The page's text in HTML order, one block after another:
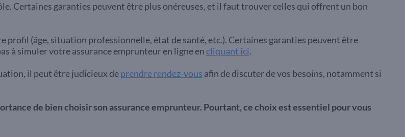
Certaines garanties peuvent être plus onéreuses, et il faut trouver celles qui offrent un bon
profil (âge, situation professionnelle, état de santé, etc.). Certaines garanties peuvent être
à simuler votre assurance emprunteur en ligne en cliquant ici.
il peut être judicieux deprendre rendez-vous afin de discuter de vos besoins, notamment si
de bien choisir son assurance emprunteur. Pourtant, ce choix est essentiel pour vous